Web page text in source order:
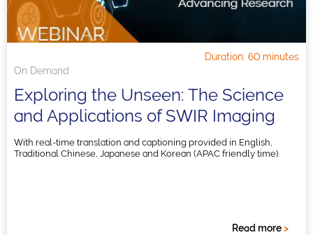
On Demand
Duration: 60 minutes
Exploring the Unseen: The Science
and Applications of SWIR Imaging
With real-time translation and captioning provided in English,
Traditional Chinese, Japanese and Korean (APAC friendly time).
Read more>